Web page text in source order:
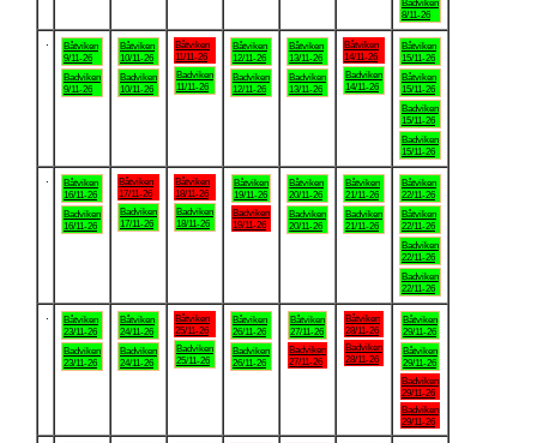
Badviken
8/11-26
Båtviken
9/11-26
Badviken
9/11-26
Båtviken
10/11-26
Badviken
10/11-26
Båtviken
11/11-26
Badviken
11/11-26
Båtviken
12/11-26
Badviken
12/11-26
Båtviken
13/11-26
Badviken
13/11-26
Båtviken
14/11-26
Badviken
14/11-26
Båtviken
15/11-26
Båtviken
15/11-26
Badviken
15/11-26
Badviken
15/11-26
Båtviken
16/11-26
Badviken
16/11-26
Båtviken
17/11-26
Badviken
17/11-26
Båtviken
18/11-26
Badviken
18/11-26
Båtviken
19/11-26
Badviken
19/11-26
Båtviken
20/11-26
Badviken
20/11-26
Båtviken
21/11-26
Badviken
21/11-26
Båtviken
22/11-26
Båtviken
22/11-26
Badviken
22/11-26
Badviken
22/11-26
Båtviken
23/11-26
Badviken
23/11-26
Båtviken
24/11-26
Badviken
24/11-26
Båtviken
25/11-26
Badviken
25/11-26
Båtviken
26/11-26
Badviken
26/11-26
Båtviken
27/11-26
Badviken
27/11-26
Båtviken
28/11-26
Badviken
28/11-26
Båtviken
29/11-26
Båtviken
29/11-26
Badviken
29/11-26
Badviken
29/11-26